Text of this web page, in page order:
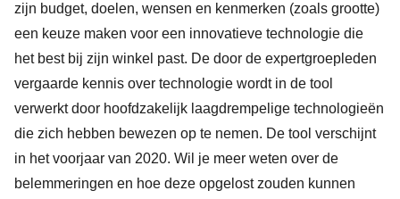
zijn budget, doelen, wensen en kenmerken (zoals grootte)
een keuze maken voor een innovatieve technologie die
het best bij zijn winkel past. De door de expertgroepleden
vergaarde kennis over technologie wordt in de tool
verwerkt door hoofdzakelijk laagdrempelige technologieën
die zich hebben bewezen op te nemen. De tool verschijnt
in het voorjaar van 2020. Wil je meer weten over de
belemmeringen en hoe deze opgelost zouden kunnen